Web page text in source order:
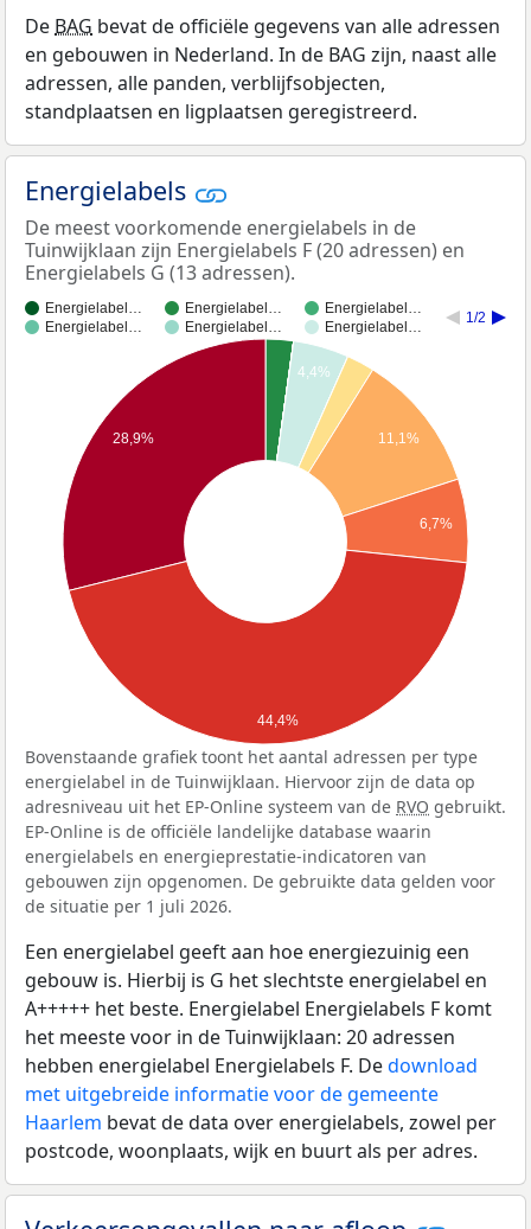
De BAG bevat de officiële gegevens van alle adressen
en gebouwen in Nederland. In de BAG zijn, naast alle
adressen, alle panden, verblijfsobjecten,
standplaatsen en ligplaatsen geregistreerd.
Energielabels
De meest voorkomende energielabels in de
Tuinwijklaan zijn Energielabels F (20 adressen) en
Energielabels G (13 adressen).
Energielabel… Energielabel…
Energielabel…
Energielabel…
Energielabel… Energielabel…
1/2
4,4%
11,1%
6,7%
28,9%
44,4%
Bovenstaande grafiek toont het aantal adressen per type
energielabel in de Tuinwijklaan. Hiervoor zijn de data op
adresniveau uit het EP-Online systeem van de RVO gebruikt.
EP-Online is de officiële landelijke database waarin
energielabels en energieprestatie-indicatoren van
gebouwen zijn opgenomen. De gebruikte data gelden voor
de situatie per 1 juli 2026.
Een energielabel geeft aan hoe energiezuinig een
gebouw is. Hierbij is G het slechtste energielabel en
A+++++ het beste. Energielabel Energielabels F komt
het meeste voor in de Tuinwijklaan: 20 adressen
hebben energielabel Energielabels F. Dedownload
met uitgebreide informatie voor de gemeente
Haarlem bevat de data over energielabels, zowel per
postcode, woonplaats, wijk en buurt als per adres.